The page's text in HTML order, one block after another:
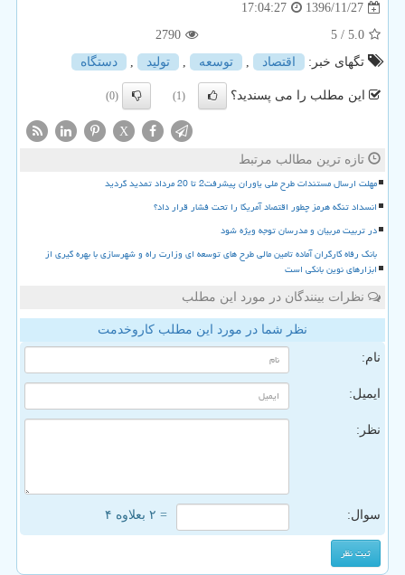
1396/11/27
17:04:27
5.0
/ 5
2790
تگهای خبر:
اقتصاد , توسعه , تولید , دستگاه
این مطلب را می پسندید؟ (1)
(0)
X
تازه ترین مطالب مرتبط
مهلت ارسال مستندات طرح ملی یاوران پیشرفت2 تا 20 مرداد تمدید گردید
انسداد تنگه هرمز چطور اقتصاد آمریکا را تحت فشار قرار داد؟
در تربیت مربیان و مدرسان توجه ویژه شود
بانک رفاه کارگران آماده تامین مالی طرح های توسعه ای وزارت راه و شهرسازی با بهره گیری از
ابزارهای نوین بانکی است
نظرات بینندگان در مورد این مطلب
نظر شما در مورد این مطلب کاروخدمت
نام:
ایمیل:
نظر:
سوال: = ۲ بعلاوه ۴